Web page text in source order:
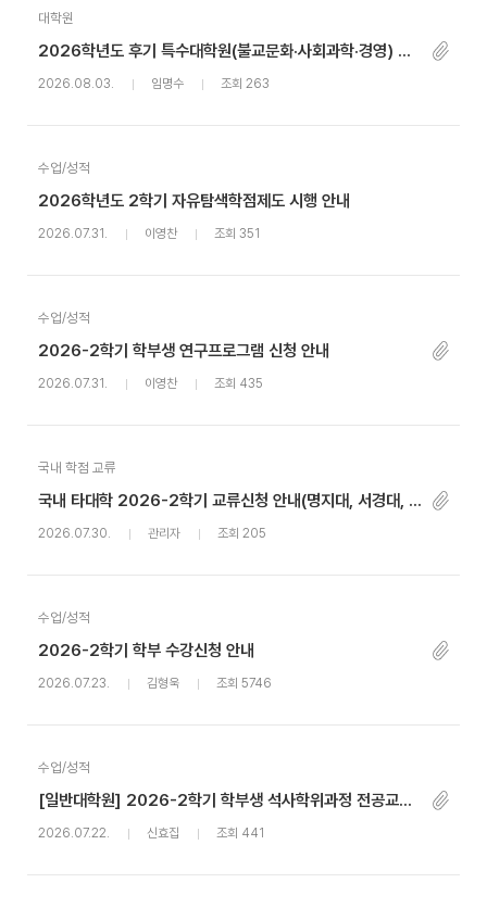
대학원
2026학년도 후기 특수대학원(불교문화·사회과학·경영) 신(편)입생 추가모집 안내
2026.08.03. 임명수 조회 263
수업/성적
2026학년도 2학기 자유탐색학점제도 시행 안내
2026.07.31. 이영찬 조회 351
수업/성적
2026-2학기 학부생 연구프로그램 신청 안내
2026.07.31. 이영찬 조회 435
국내 학점 교류
국내 타대학 2026-2학기 교류신청 안내(명지대, 서경대, 세종대, 추계예술대)
2026.07.30. 관리자 조회 205
수업/성적
2026-2학기 학부 수강신청 안내
2026.07.23. 김형욱 조회 5746
수업/성적
[일반대학원] 2026-2학기 학부생 석사학위과정 전공교과목 선취득 수강신청 안내
2026.07.22. 신효집 조회 441